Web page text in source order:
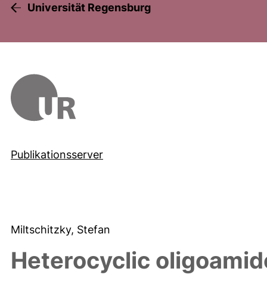
Universität Regensburg
Publikationsserver
Miltschitzky, Stefan
Heterocyclic